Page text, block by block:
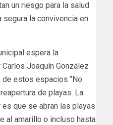
un riesgo para la salud
la convivencia en
espera la
Joaquín González
de estos espacios “No
de playas. La
que se abran las playas
al amarillo o incluso hasta